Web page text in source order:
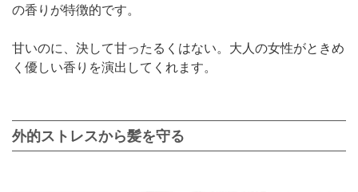
の香りが特徴的です。
甘いのに、決して甘ったるくはない。大人の女性がときめ
く優しい香りを演出してくれます。
外的ストレスから髪を守る